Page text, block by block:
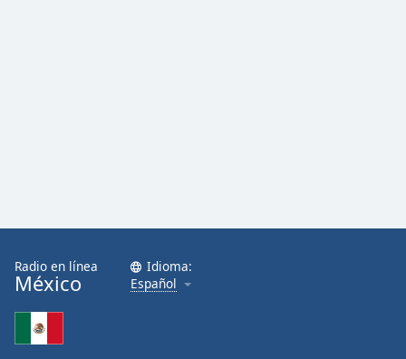
Radio en línea
México
Idioma:
Español